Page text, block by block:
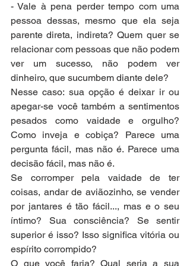
- Vale à pena perder tempo com uma
pessoa dessas, mesmo que ela seja
parente direta, indireta? Quem quer se
relacionar com pessoas que não podem
ver um sucesso, não podem ver
dinheiro, que sucumbem diante dele?
Nesse caso: sua opção é deixar ir ou
apegar-se você também a sentimentos
pesados como vaidade e orgulho?
Como inveja e cobiça? Parece uma
pergunta fácil, mas não é. Parece uma
decisão fácil, mas não é.
Se corromper pela vaidade de ter
coisas, andar de aviãozinho, se vender
por jantares é tão fácil..., mas e o seu
íntimo? Sua consciência? Se sentir
superior é isso? Isso significa vitória ou
espírito corrompido?
O que você faria? Qual seria a sua